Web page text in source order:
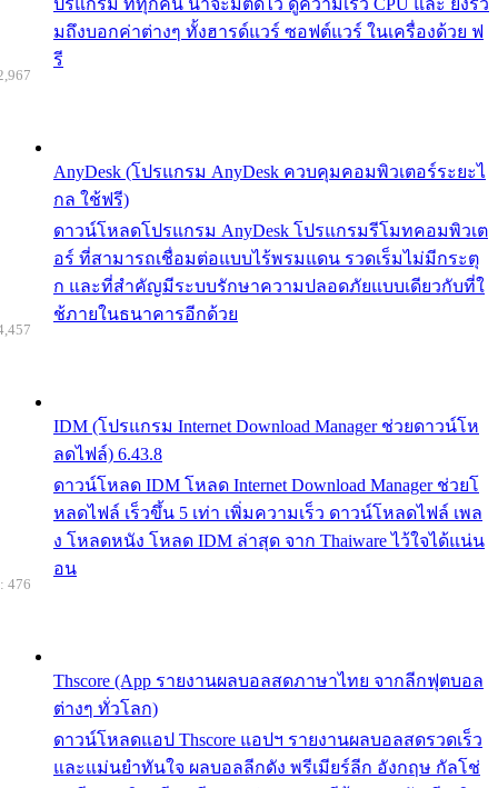
ปรแกรม ที่ทุกคน น่าจะมีติดไว้ ดูความเร็ว CPU และ ยังรว
มถึงบอกค่าต่างๆ ทั้งฮารด์แวร์ ซอฟต์แวร์ ในเครื่องด้วย ฟ
รี
AnyDesk (โปรแกรม AnyDesk ควบคุมคอมพิวเตอร์ระยะไ
กล ใช้ฟรี)
ดาวน์โหลดโปรแกรม AnyDesk โปรแกรมรีโมทคอมพิวเต
อร์ ที่สามารถเชื่อมต่อแบบไร้พรมแดน รวดเร็มไม่มีกระตุ
ก และที่สำคัญมีระบบรักษาความปลอดภัยแบบเดียวกับที่ใ
ช้ภายในธนาคารอีกด้วย
IDM (โปรแกรม Internet Download Manager ช่วยดาวน์โห
ลดไฟล์) 6.43.8
ดาวน์โหลด IDM โหลด Internet Download Manager ช่วยโ
หลดไฟล์ เร็วขึ้น 5 เท่า เพิ่มความเร็ว ดาวน์โหลดไฟล์ เพล
ง โหลดหนัง โหลด IDM ล่าสุด จาก Thaiware ไว้ใจได้แน่น
อน
Thscore (App รายงานผลบอลสดภาษาไทย จากลีกฟุตบอล
ต่างๆ ทั่วโลก)
ดาวน์โหลดแอป Thscore แอปฯ รายงานผลบอลสดรวดเร็ว
และแม่นยำทันใจ ผลบอลลีกดัง พรีเมียร์ลีก อังกฤษ กัลโช่
476